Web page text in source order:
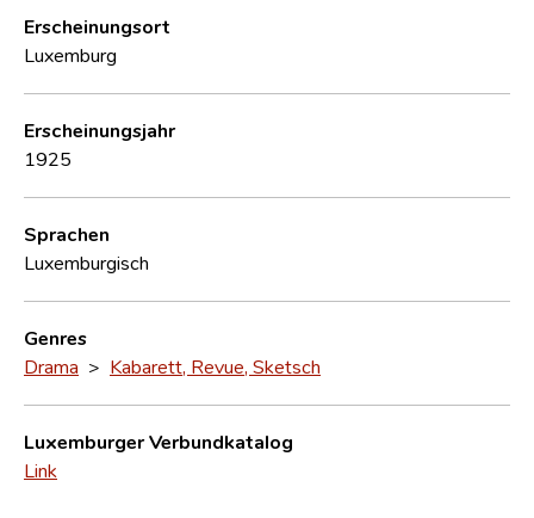
Erscheinungsort
Luxemburg
Erscheinungsjahr
1925
Sprachen
Luxemburgisch
Genres
Drama > Kabarett, Revue, Sketsch
Luxemburger Verbundkatalog
Link